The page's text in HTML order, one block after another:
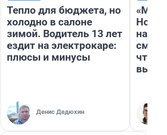
Тепло для бюджета, но
холодно в салоне
зимой. Водитель 13 лет
ездит на электрокаре:
плюсы и минусы
Денис Дедюхин
«Мы